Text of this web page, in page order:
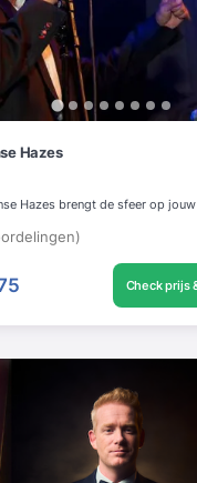
Hazes
Hazes brengt de sfeer op
Check prijs